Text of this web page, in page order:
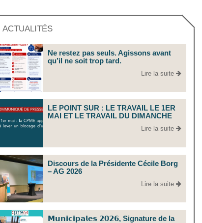
ACTUALITÉS
Ne restez pas seuls. Agissons avant
qu’il ne soit trop tard.
Lire la suite
LE POINT SUR : LE TRAVAIL LE 1ER
MAI ET LE TRAVAIL DU DIMANCHE
Lire la suite
Discours de la Présidente Cécile Borg
– AG 2026
Lire la suite
𝗠𝘂𝗻𝗶𝗰𝗶𝗽𝗮𝗹𝗲𝘀 𝟮𝟬𝟮𝟲, Signature de la